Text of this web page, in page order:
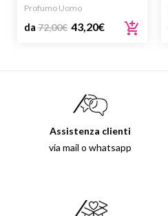
Profumo Uomo
da 72,00€ 43,20€
Assistenza clienti
via mail o whatsapp